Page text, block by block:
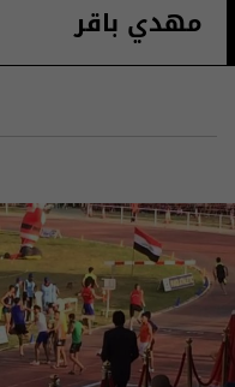
مهدي باقر